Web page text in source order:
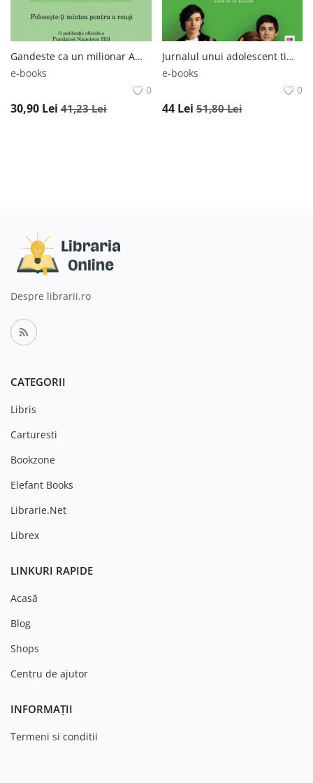
Gandeste ca un milionar Amaltea
e-books
0
30,90 Lei 41,23Lei
Jurnalul unui adolescent timid Trei
e-books
0
44 Lei 51,80Lei
Despre librarii.ro
CATEGORII
Libris
Carturesti
Bookzone
Elefant Books
Librarie.Net
Librex
LINKURI RAPIDE
Acasă
Blog
Shops
Centru de ajutor
INFORMAȚII
Termeni si conditii